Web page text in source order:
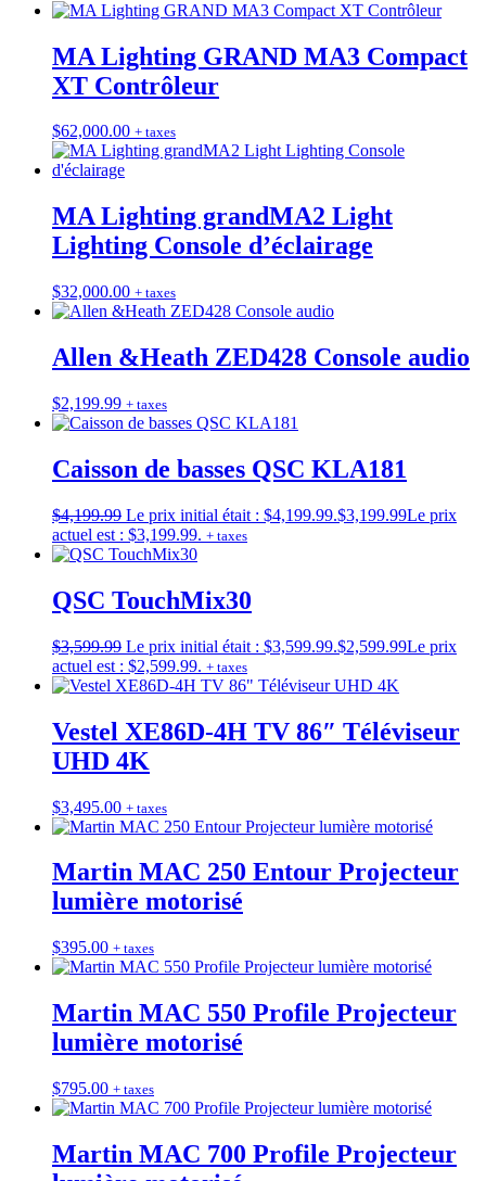
MA Lighting GRAND MA3 Compact
XT Contrôleur
$62,000.00 + taxes
MA Lighting grandMA2 Light
Lighting Console d’éclairage
$32,000.00 + taxes
Allen &Heath ZED428 Console audio
$2,199.99 + taxes
Caisson de basses QSC KLA181
$4,199.99 Le prix initial était : $4,199.99.$3,199.99Le prix
actuel est : $3,199.99. + taxes
QSC TouchMix30
$3,599.99 Le prix initial était : $3,599.99.$2,599.99Le prix
actuel est : $2,599.99. + taxes
Vestel XE86D-4H TV 86″ Téléviseur
UHD 4K
$3,495.00 + taxes
Martin MAC 250 Entour Projecteur
lumière motorisé
$395.00 + taxes
Martin MAC 550 Profile Projecteur
lumière motorisé
$795.00 + taxes
Martin MAC 700 Profile Projecteur